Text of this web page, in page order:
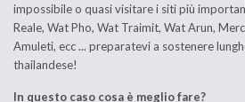
impossibile o quasi visitare i siti più
Reale, Wat Pho, Wat Traimit, Wat Arun,
Amuleti, ecc ... preparatevi a sostenere
thailandese!
In questo caso cosa è meglio fare?